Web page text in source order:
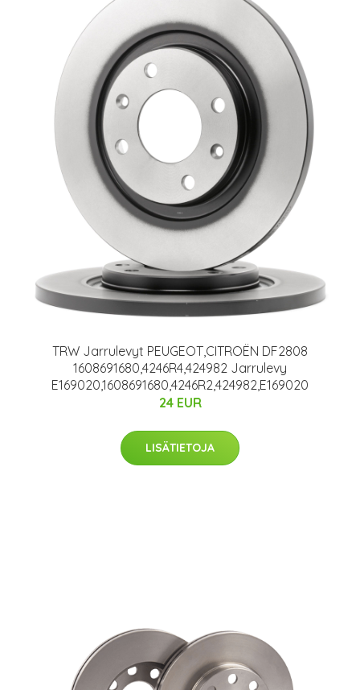
TRW Jarrulevyt PEUGEOT,CITROËN DF2808
1608691680,4246R4,424982 Jarrulevy
E169020,1608691680,4246R2,424982,E169020
24 EUR
LISÄTIETOJA